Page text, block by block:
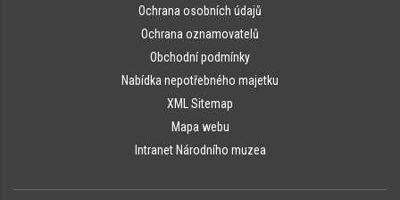
Ochrana osobních údajů
Ochrana oznamovatelů
Obchodní podmínky
Nabídka nepotřebného majetku
XML Sitemap
Mapa webu
Intranet Národního muzea